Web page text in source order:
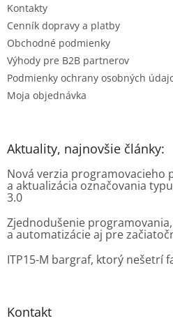
Kontakty
Cenník dopravy a platby
Obchodné podmienky
Výhody pre B2B partnerov
Podmienky ochrany osobných
Moja objednávka
Aktuality, najnovšie články:
Nová verzia programovacieho
a aktualizácia označovania
3.0
Zjednodušenie
a automatizácie aj pre
ITP15-M bargraf, ktorý nešetrí
Kontakt